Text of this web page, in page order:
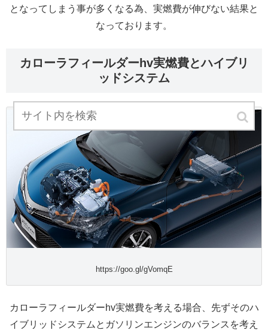
となってしまう事が多くなる為、実燃費が伸びない結果と
なっております。
カローラフィールダーhv実燃費とハイブリ
ッドシステム
https://goo.gl/gVomqE
カローラフィールダーhv実燃費を考える場合、先ずそのハ
イブリッドシステムとガソリンエンジンのバランスを考え